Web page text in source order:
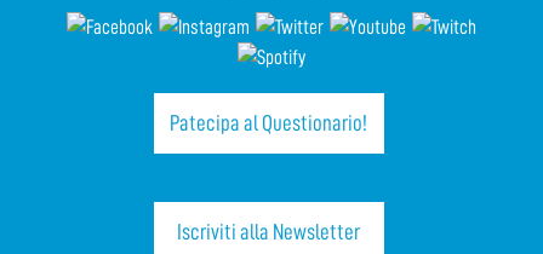
Patecipa al Questionario!
Iscriviti alla Newsletter